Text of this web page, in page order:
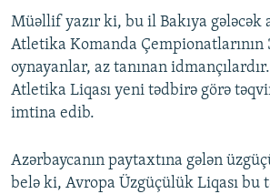
Müəllif yazır ki, bu il Bakıya gələcək
Atletika Komanda Çempionatlarının
oynayanlar, az tanınan
Atletika Liqası yeni tədbirə görə
imtina edib.
Azərbaycanın paytaxtına gələn
belə ki, Avropa Üzgüçülük Liqası bu